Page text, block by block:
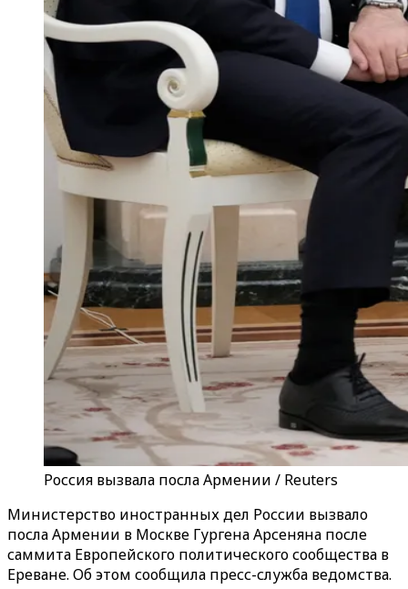
Россия вызвала посла Армении / Reuters
Министерство иностранных дел России вызвало
посла Армении в Москве Гургена Арсеняна после
саммита Европейского политического сообщества в
Ереване. Об этом сообщила пресс-служба ведомства.